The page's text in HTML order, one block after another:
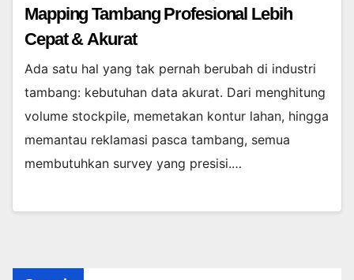
Mapping Tambang Profesional Lebih
Cepat & Akurat
Ada satu hal yang tak pernah berubah di industri
tambang: kebutuhan data akurat. Dari menghitung
volume stockpile, memetakan kontur lahan, hingga
memantau reklamasi pasca tambang, semua
membutuhkan survey yang presisi.…